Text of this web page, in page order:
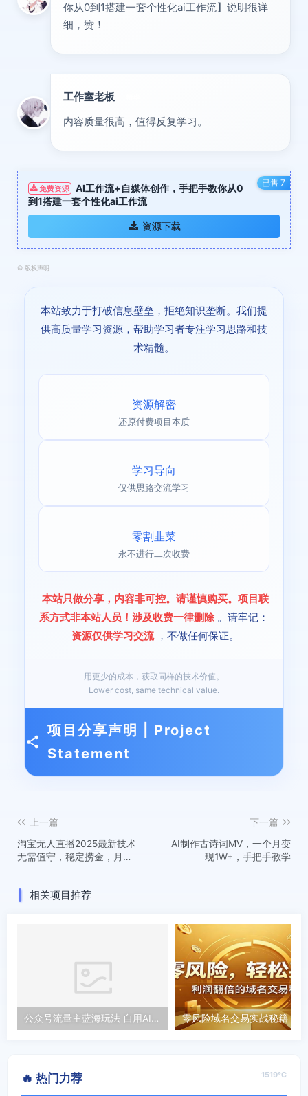
你从0到1搭建一套个性化ai工作流】说明很详
细，赞！
工作室老板
内容质量很高，值得反复学习。
已售 7
免费资源
AI工作流+自媒体创作，手把手教你从0
到1搭建一套个性化ai工作流
资源下载
© 版权声明
本站致力于打破信息壁垒，拒绝知识垄断。我们提
供高质量学习资源，帮助学习者专注学习思路和技
术精髓。
资源解密
还原付费项目本质
学习导向
仅供思路交流学习
零割韭菜
永不进行二次收费
本站只做分享，内容非可控。请谨慎购买。项目联
系方式非本站人员！涉及收费一律删除 。请牢记：
资源仅供学习交流 ，不做任何保证。
用更少的成本，获取同样的技术价值。
Lower cost, same technical value.
项目分享声明 | Project
Statement
上一篇
淘宝无人直播2025最新技术
无需值守，稳定捞金，月入5
下一篇
AI制作古诗词MV，一个月变
现1W+，手把手教学
相关项目推荐
公众号流量主蓝海玩法 自用AI工具可批量出爆文，一键生成，轻松日入800
🔥 热门力荐 1519℃